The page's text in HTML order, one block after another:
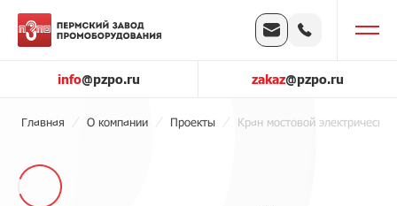
info@pzpo.ru zakaz@pzpo.ru
Главная О компании Проекты Кран мостовой